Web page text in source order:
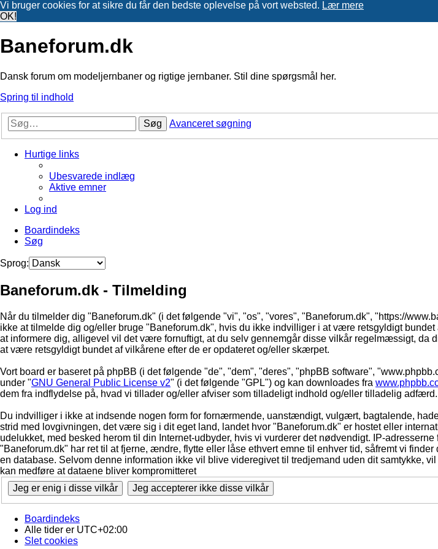
Vi bruger cookies for at sikre du får den bedste oplevelse på vort websted. Lær mere
OK!
Baneforum.dk
Dansk forum om modeljernbaner og rigtige jernbaner. Stil dine spørgsmål her.
Spring til indhold
Søg Avanceret søgning
Hurtige links
Ubesvarede indlæg
Aktive emner
Log ind
Boardindeks
Søg
Sprog:
Baneforum.dk - Tilmelding
Når du tilmelder dig "Baneforum.dk" (i det følgende "vi", "os", "vores", "Baneforum.dk", "https://
ikke at tilmelde dig og/eller bruge "Baneforum.dk", hvis du ikke indvilliger i at være retsgyldigt
at informere dig, alligevel vil det være fornuftigt, at du selv gennemgår disse vilkår regelmæssigt,
at være retsgyldigt bundet af vilkårene efter de er opdateret og/eller skærpet.
Vort board er baseret på phpBB (i det følgende "de", "dem", "deres", "phpBB software",
under "GNU General Public License v2" (i det følgende "GPL") og kan downloades fra
dem fra indflydelse på, hvad vi tillader og/eller afviser som tilladeligt indhold og/eller tilladelig
Du indvilliger i ikke at indsende nogen form for fornærmende, uanstændigt, vulgært, bagtalende,
strid med lovgivningen, det være sig i dit eget land, landet hvor "Baneforum.dk" er hostet eller
udelukket, med besked herom til din Internet-udbyder, hvis vi vurderer det nødvendigt. IP-
"Baneforum.dk" har ret til at fjerne, ændre, flytte eller låse ethvert emne til enhver tid, såfremt vi
en database. Selvom denne information ikke vil blive videregivet til tredjemand uden dit samtykke,
kan medføre at dataene bliver kompromitteret
Boardindeks
Alle tider er UTC+02:00
Slet cookies